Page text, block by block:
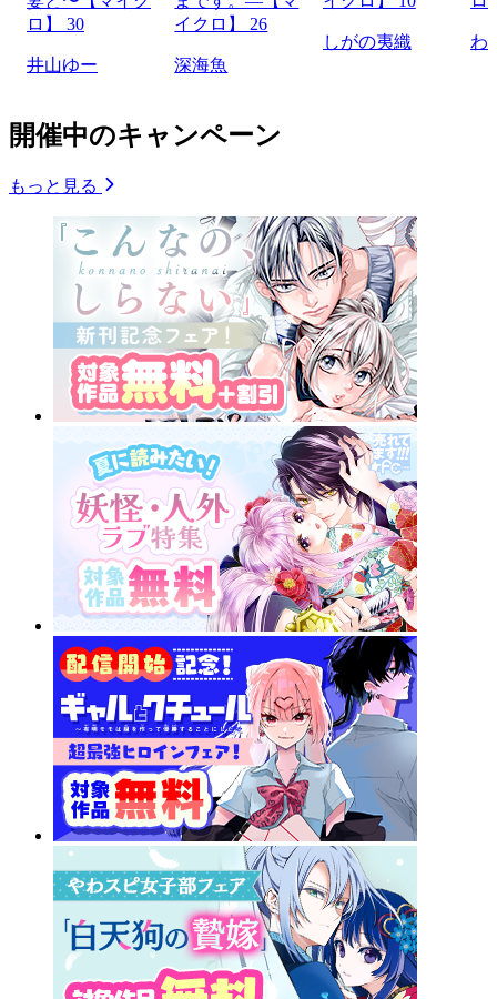
ロ】 30
井山ゆー
イクロ】 26
深海魚
しがの夷織 わ
開催中のキャンペーン
もっと見る